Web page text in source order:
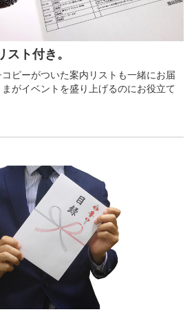
ト付き。
ピーがついた案内リストも一緒にお届
がイベントを盛り上げるのにお役立て